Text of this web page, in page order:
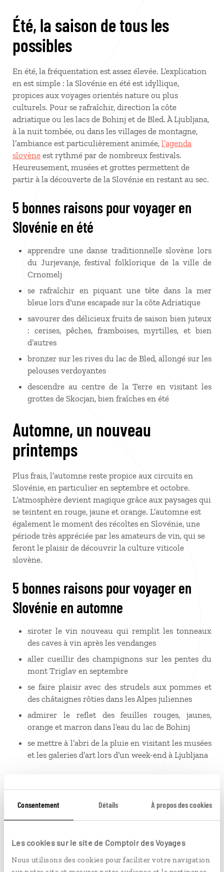
Consentement Détails À propos des cookies
Les cookies sur le site de Comptoir des Voyages
Nous utilisons des cookies pour faciliter votre navigation
Été, la saison de tous les
possibles
En été, la fréquentation est assez élevée. L’explication
en est simple : la Slovénie en été est idyllique,
propices aux voyages orientés nature ou plus
culturels. Pour se rafraîchir, direction la côte
adriatique ou les lacs de Bohinj et de Bled. À Ljubljana,
à la nuit tombée, ou dans les villages de montagne,
l’ambiance est particulièrement animée, l’agenda
slovène est rythmé par de nombreux festivals.
Heureusement, musées et grottes permettent de
partir à la découverte de la Slovénie en restant au sec.
5 bonnes raisons pour voyager en
Slovénie en été
apprendre une danse traditionnelle slovène lors
du Jurjevanje, festival folklorique de la ville de
Crnomelj
se rafraîchir en piquant une tête dans la mer
bleue lors d’une escapade sur la côte Adriatique
savourer des délicieux fruits de saison bien juteux
: cerises, pêches, framboises, myrtilles, et bien
d’autres
bronzer sur les rives du lac de Bled, allongé sur les
pelouses verdoyantes
descendre au centre de la Terre en visitant les
grottes de Skocjan, bien fraîches en été
Automne, un nouveau
printemps
Plus frais, l’automne reste propice aux circuits en
Slovénie, en particulier en septembre et octobre.
L’atmosphère devient magique grâce aux paysages qui
se teintent en rouge, jaune et orange. L’automne est
également le moment des récoltes en Slovénie, une
période très appréciée par les amateurs de vin, qui se
feront le plaisir de découvrir la culture viticole
slovène.
5 bonnes raisons pour voyager en
Slovénie en automne
siroter le vin nouveau qui remplit les tonneaux
des caves à vin après les vendanges
aller cueillir des champignons sur les pentes du
mont Triglav en septembre
se faire plaisir avec des strudels aux pommes et
des châtaignes rôties dans les Alpes juliennes
admirer le reflet des feuilles rouges, jaunes,
orange et marron dans l’eau du lac de Bohinj
se mettre à l’abri de la pluie en visitant les musées
et les galeries d’art lors d’un week-end à Ljubljana
Hiver, une Slovénie moins
connue
dans un blanc manteau de neige mais ne s’endorment
pas pour autant. Ski, ski de randonnée ou raquettes se
pratiquent aisément dans les principales stations